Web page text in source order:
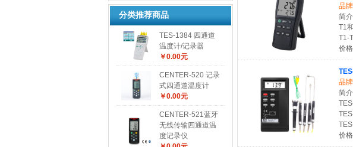
分类推荐商品
TES-1384 四通道
温度计/记录器
￥0.00元
CENTER-520 记录
式四通道温度计
￥0.00元
CENTER-521蓝牙
无线传输四通道温
度记录仪
品牌
简
T1
T1-
价格
品牌
简
价格